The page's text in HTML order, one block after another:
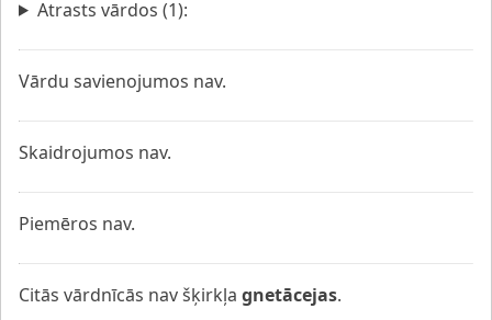
Atrasts vārdos (1):
Vārdu savienojumos nav.
Skaidrojumos nav.
Piemēros nav.
Citās vārdnīcās nav šķirkļa gnetācejas.